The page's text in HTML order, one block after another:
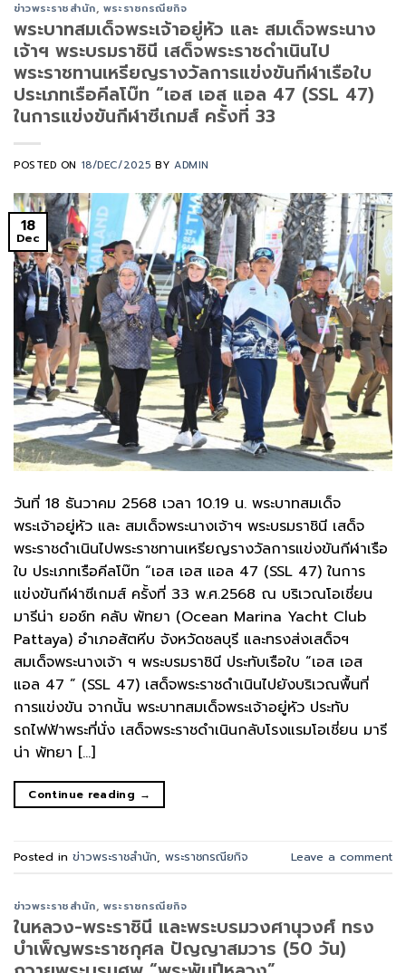
ข่าวพระราชสำนัก, พระราชกรณียกิจ
พระบาทสมเด็จพระเจ้าอยู่หัว และ สมเด็จพระนาง
เจ้าฯ พระบรมราชินี เสด็จพระราชดำเนินไป
พระราชทานเหรียญรางวัลการแข่งขันกีฬาเรือใบ
ประเภทเรือคีลโบ๊ท “เอส เอส แอล 47 (SSL 47)
ในการแข่งขันกีฬาซีเกมส์ ครั้งที่ 33
POSTED ON 18/DEC/2025 BYADMIN
18
Dec
วันที่ 18 ธันวาคม 2568 เวลา 10.19 น. พระบาทสมเด็จ
พระเจ้าอยู่หัว และ สมเด็จพระนางเจ้าฯ พระบรมราชินี เสด็จ
พระราชดำเนินไปพระราชทานเหรียญรางวัลการแข่งขันกีฬาเรือ
ใบ ประเภทเรือคีลโบ๊ท “เอส เอส แอล 47 (SSL 47) ในการ
แข่งขันกีฬาซีเกมส์ ครั้งที่ 33 พ.ศ.2568 ณ บริเวณโอเชี่ยน
มารีน่า ยอช์ท คลับ พัทยา (Ocean Marina Yacht Club
Pattaya) อำเภอสัตหีบ จังหวัดชลบุรี และทรงส่งเสด็จฯ
สมเด็จพระนางเจ้า ฯ พระบรมราชินี ประทับเรือใบ “เอส เอส
แอล 47 ” (SSL 47) เสด็จพระราชดำเนินไปยังบริเวณพื้นที่
การแข่งขัน จากนั้น พระบาทสมเด็จพระเจ้าอยู่หัว ประทับ
รถไฟฟ้าพระที่นั่ง เสด็จพระราชดำเนินกลับโรงแรมโอเชี่ยน มารี
น่า พัทยา […]
Continue reading →
Posted in ข่าวพระราชสำนัก, พระราชกรณียกิจ Leave a comment
ข่าวพระราชสำนัก, พระราชกรณียกิจ
ในหลวง-พระราชินี และพระบรมวงศา​นุ​วงศ์​ ทรง
บำเพ็ญพระราชกุศล ปัญญาสมวาร (50 วัน)